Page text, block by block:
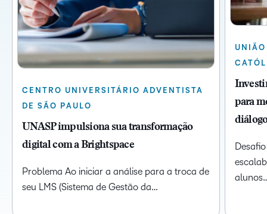
CENTRO UNIVERSITÁRIO ADVENTISTA
DE SÃO PAULO
UNASP impulsiona sua transformação
digital com a Brightspace
Problema Ao iniciar a análise para a troca de
seu LMS (Sistema de Gestão da…
para